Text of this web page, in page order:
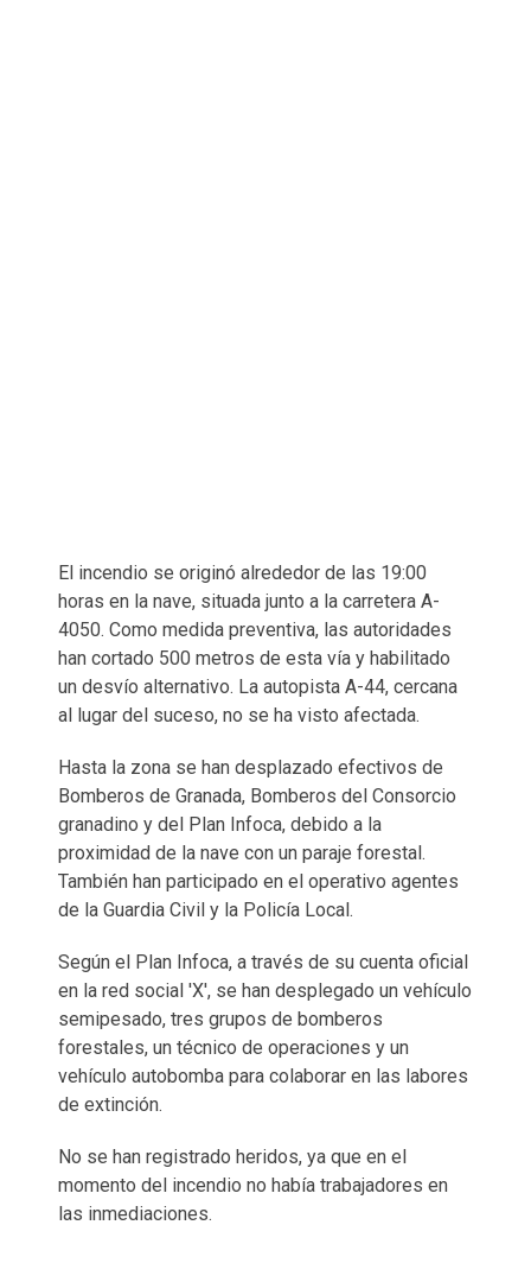
El incendio se originó alrededor de las 19:00
horas en la nave, situada junto a la carretera A-
4050. Como medida preventiva, las autoridades
han cortado 500 metros de esta vía y habilitado
un desvío alternativo. La autopista A-44, cercana
al lugar del suceso, no se ha visto afectada.
Hasta la zona se han desplazado efectivos de
Bomberos de Granada, Bomberos del Consorcio
granadino y del Plan Infoca, debido a la
proximidad de la nave con un paraje forestal.
También han participado en el operativo agentes
de la Guardia Civil y la Policía Local.
Según el Plan Infoca, a través de su cuenta oficial
en la red social 'X', se han desplegado un vehículo
semipesado, tres grupos de bomberos
forestales, un técnico de operaciones y un
vehículo autobomba para colaborar en las labores
de extinción.
No se han registrado heridos, ya que en el
momento del incendio no había trabajadores en
las inmediaciones.